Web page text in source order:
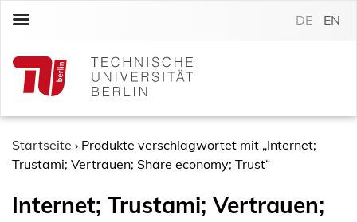
c
DE EN
Startseite › Produkte verschlagwortet mit „Internet;
Trustami; Vertrauen; Share economy; Trust“
Internet; Trustami; Vertrauen;